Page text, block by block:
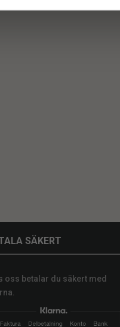
SÄKERT
oss betalar du säkert med